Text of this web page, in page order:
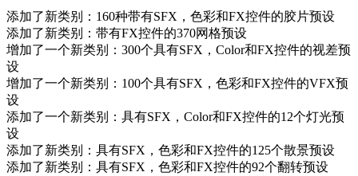
添加了新类别：160种带有SFX，色彩和FX控件的胶片预设
添加了新类别：带有FX控件的370网格预设
增加了一个新类别：300个具有SFX，Color和FX控件的视差预
设
增加了一个新类别：100个具有SFX，色彩和FX控件的VFX预
设
添加了一个新类别：具有SFX，Color和FX控件的12个灯光预
设
添加了新类别：具有SFX，色彩和FX控件的125个散景预设
添加了新类别：具有SFX，色彩和FX控件的92个翻转预设